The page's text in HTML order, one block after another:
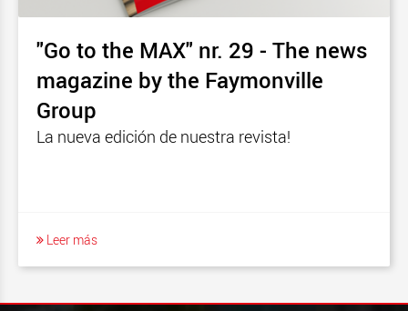
"Go to the MAX" nr. 29 - The news
magazine by the Faymonville
Group
La nueva edición de nuestra revista!
Leer más